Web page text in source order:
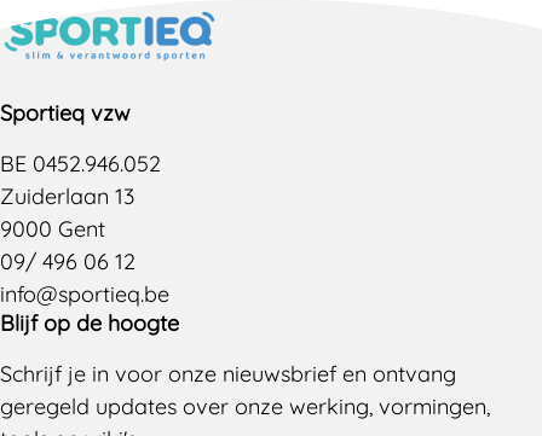
Sportieq vzw
BE 0452.946.052
Zuiderlaan 13
9000 Gent
09/ 496 06 12
info@sportieq.be
Blijf op de hoogte
Schrijf je in voor onze nieuwsbrief en ontvang
geregeld updates over onze werking, vormingen,